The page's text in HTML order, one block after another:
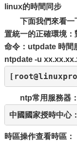
linux的時間同步
下面我們來看
置統一的正確環境：
命令：utpdate 時間
ntpdate -u
ntp常用服務器：
中國國家授時
時區操作查看時區：